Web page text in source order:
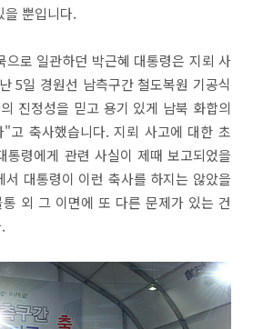
을 뿐입니다.
으로 일관하던 박근혜 대통령은 지뢰 사
5일 경원선 남측구간 철도복원 기공식
진정성을 믿고 용기 있게 남북 화합의
"고 축사했습니다. 지뢰 사고에 대한 초
통령에게 관련 사실이 제때 보고되었을
서 대통령이 이런 축사를 하지는 않았을
외 그 이면에 또 다른 문제가 있는 건